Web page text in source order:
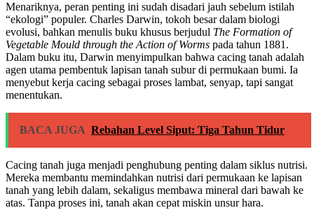
Menariknya, peran penting ini sudah disadari jauh sebelum istilah
“ekologi” populer. Charles Darwin, tokoh besar dalam biologi
evolusi, bahkan menulis buku khusus berjudul The Formation of
Vegetable Mould through the Action of Worms pada tahun 1881.
Dalam buku itu, Darwin menyimpulkan bahwa cacing tanah adalah
agen utama pembentuk lapisan tanah subur di permukaan bumi. Ia
menyebut kerja cacing sebagai proses lambat, senyap, tapi sangat
menentukan.
BACA JUGA Rebahan Level Siput: Tiga Tahun Tidur
Cacing tanah juga menjadi penghubung penting dalam siklus nutrisi.
Mereka membantu memindahkan nutrisi dari permukaan ke lapisan
tanah yang lebih dalam, sekaligus membawa mineral dari bawah ke
atas. Tanpa proses ini, tanah akan cepat miskin unsur hara.